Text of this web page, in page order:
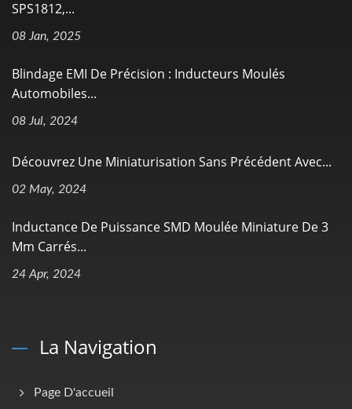
SPS1812,...
08 Jan, 2025
Blindage EMI De Précision : Inducteurs Moulés
Automobiles...
08 Jul, 2024
Découvrez Une Miniaturisation Sans Précédent Avec...
02 May, 2024
Inductance De Puissance SMD Moulée Miniature De 3
Mm Carrés...
24 Apr, 2024
La Navigation
Page D'accueil